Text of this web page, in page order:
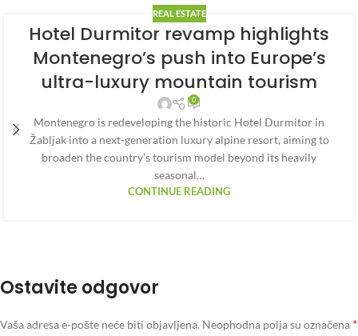
REAL ESTATE
Hotel Durmitor revamp highlights
Montenegro’s push into Europe’s
ultra-luxury mountain tourism
0
Montenegro is redeveloping the historic Hotel Durmitor in
Žabljak into a next-generation luxury alpine resort, aiming to
broaden the country’s tourism model beyond its heavily
seasonal…
CONTINUE READING
Ostavite odgovor
Vaša adresa e-pošte neće biti objavljena. Neophodna polja su označena *